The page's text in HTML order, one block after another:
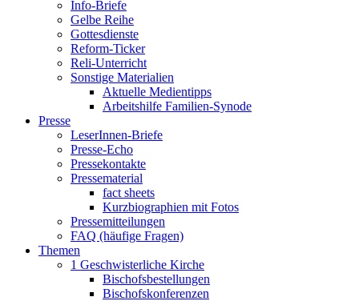
Info-Briefe
Gelbe Reihe
Gottesdienste
Reform-Ticker
Reli-Unterricht
Sonstige Materialien
Aktuelle Medientipps
Arbeitshilfe Familien-Synode
Presse
LeserInnen-Briefe
Presse-Echo
Pressekontakte
Pressematerial
fact sheets
Kurzbiographien mit Fotos
Pressemitteilungen
FAQ (häufige Fragen)
Themen
1 Geschwisterliche Kirche
Bischofsbestellungen
Bischofskonferenzen